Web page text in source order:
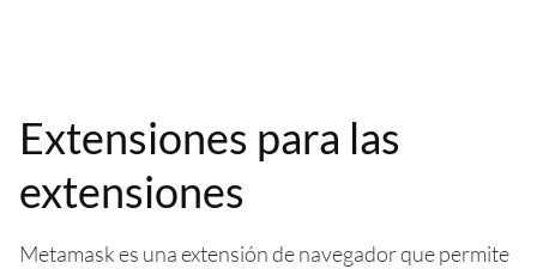
Extensiones para las
extensiones
Metamask es una extensión de navegador que permite